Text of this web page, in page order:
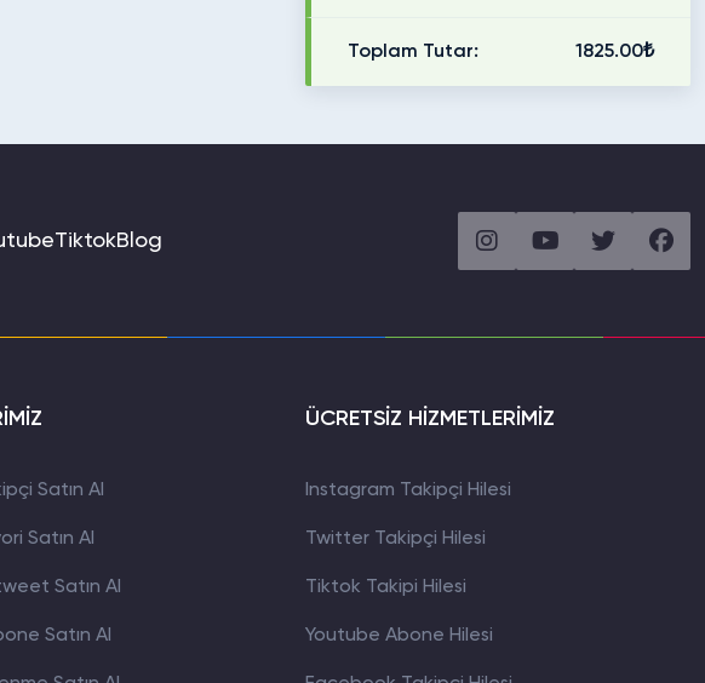
Toplam Tutar: 1825.00₺
TiktokBlog
Satın Al
Satın Al
Satın Al
Satın Al
ÜCRETSİZ HİZMETLERİMİZ
Instagram Takipçi Hilesi
Twitter Takipçi Hilesi
Tiktok Takipi Hilesi
Youtube Abone Hilesi
WhatsApp İletişim